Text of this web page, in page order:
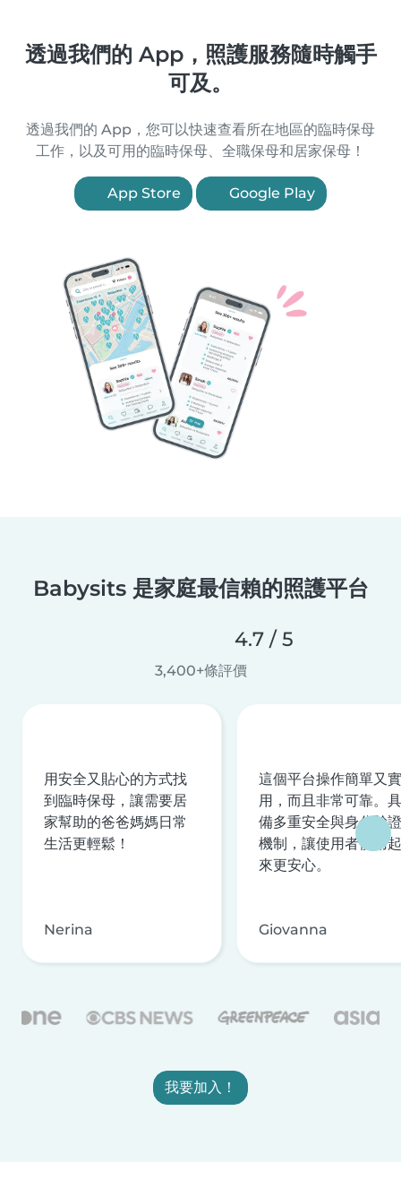
透過我們的 App，照護服務隨時觸手
可及。
透過我們的 App，您可以快速查看所在地區的臨時保母
工作，以及可用的臨時保母、全職保母和居家保母！
App Store Google Play
Babysits 是家庭最信賴的照護平台
4.7 / 5
3,400+條評價
用安全又貼心的方式找
到臨時保母，讓需要居
家幫助的爸爸媽媽日常
生活更輕鬆！
Nerina
這個平台操作簡單又實
用，而且非常可靠。具
備多重安全與身分驗證
機制，讓使用者使用起
來更安心。
Giovanna
我要加入！